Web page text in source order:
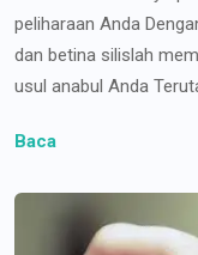
peliharaan Anda
dan betina silislah
usul anabul Anda
Baca